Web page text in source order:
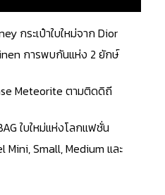
มสามารถ โดยคอลเลคชั่น
ถ่ายของ บ๊อบ ริชาร์ดสัน
ซึ่งเป็นภาพที่ บารอน อ
Alexis de Waldner) ถือ
น่า มิตเชลล์ (Donna
ยของ Bob
ามเป็น LA ได้อย่างมาก...
กระเป๋าใบใหม่จาก Dior
การพบกันแห่ง 2 ยักษ์
Meteorite ตามติดดิถี
ใบใหม่แห่งโลกแฟชั่น
Mini, Small, Medium และ